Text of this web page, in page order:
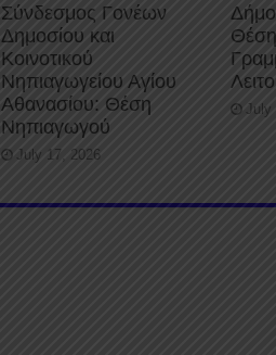
Σύνδεσμος Γονέων
Δημοσίου και
Κοινοτικού
Νηπιαγωγείου Αγίου
Αθανασίου: Θέση
Νηπιαγωγού
July 17, 2026
July